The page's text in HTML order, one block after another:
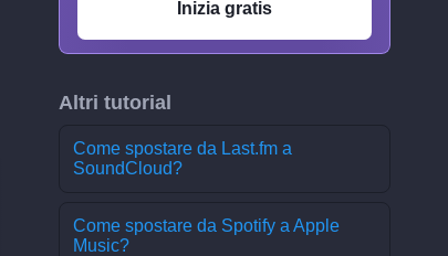
Inizia gratis
Altri tutorial
Come spostare da Last.fm a
SoundCloud?
Come spostare da Spotify a Apple
Music?